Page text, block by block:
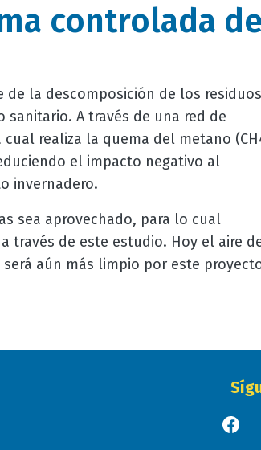
controlada de
la descomposición de los residuos
A través de una red de
realiza la quema del metano
el impacto negativo al
invernadero.
sea aprovechado, para lo cual
través de este estudio. Hoy el aire
aún más limpio por este